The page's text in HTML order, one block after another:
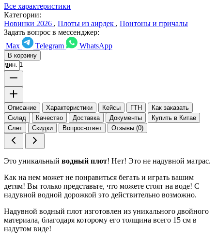
Все характеристики
Категории:
Новинки 2026 , Плоты из аирдек , Понтоны и причалы
Задать вопрос в мессенджер:
Max
Telegram WhatsApp
В корзину
мин. 1
Описание Характеристики Кейсы ГТН
Как заказать
Склад
Качество Доставка Документы
Купить в Китае
Слет
Скидки Вопрос-ответ Отзывы (0)
Это уникальный водный плот! Нет! Это не надувной матрас.
Как на нем может не понравиться бегать и играть вашим
детям! Вы только представьте, что можете стоят на воде! С
надувной водной дорожкой это действительно возможно.
Надувной водный плот изготовлен из уникального двойного
материала, благодаря которому его толщина всего 15 см в
надутом виде!